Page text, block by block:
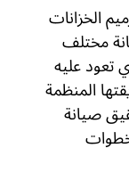
الخزانات
مختلف
تعود عليه
المنظمة
صيانة